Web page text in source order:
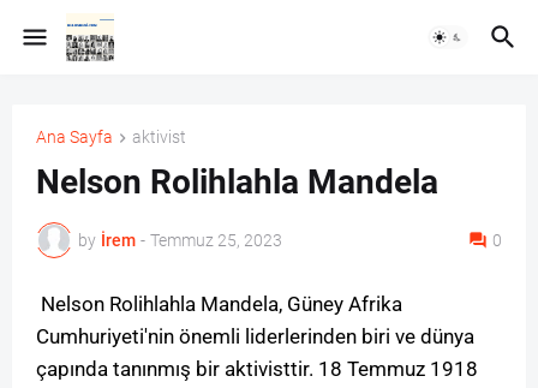
Ana Sayfa aktivist
Nelson Rolihlahla Mandela
by İrem - Temmuz 25, 2023 0
Nelson Rolihlahla Mandela, Güney Afrika
Cumhuriyeti'nin önemli liderlerinden biri ve dünya
çapında tanınmış bir aktivisttir. 18 Temmuz 1918